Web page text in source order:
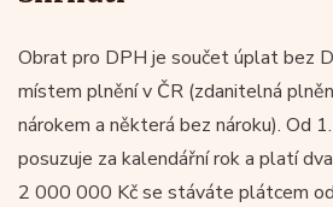
Obrat pro DPH je součet úplat bez
místem plnění v ČR (zdanitelná
nárokem a některá bez nároku). Od
posuzuje za kalendářní rok a platí
2 000 000 Kč se stáváte plátcem